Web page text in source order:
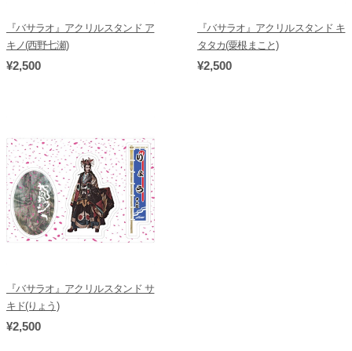
『バサラオ』アクリルスタンド ア
キノ(西野七瀬)
¥2,500
『バサラオ』アクリルスタンド キ
タタカ(粟根まこと)
¥2,500
『バサラオ』アクリルスタンド サ
キド(りょう)
¥2,500